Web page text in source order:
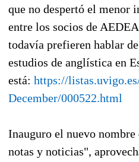
que no despertó el menor
entre los socios de
todavía prefieren hablar
estudios de anglística en
está: https://
December/000522.html
Inauguro el nuevo
notas y noticias",